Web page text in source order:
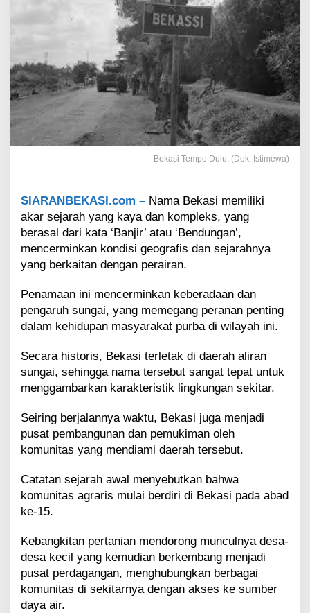
m
C
a
t
a
a
n
a
I
n
o
n
e
i
a
Bekasi Tempo Dulu. (Dok: Istimewa)
SIARANBEKASI.com – Nama Bekasi memiliki
akar sejarah yang kaya dan kompleks, yang
berasal dari kata ‘Banjir’ atau ‘Bendungan’,
mencerminkan kondisi geografis dan sejarahnya
yang berkaitan dengan perairan.
Penamaan ini mencerminkan keberadaan dan
pengaruh sungai, yang memegang peranan penting
dalam kehidupan masyarakat purba di wilayah ini.
Secara historis, Bekasi terletak di daerah aliran
sungai, sehingga nama tersebut sangat tepat untuk
menggambarkan karakteristik lingkungan sekitar.
Seiring berjalannya waktu, Bekasi juga menjadi
pusat pembangunan dan pemukiman oleh
komunitas yang mendiami daerah tersebut.
Catatan sejarah awal menyebutkan bahwa
komunitas agraris mulai berdiri di Bekasi pada abad
ke-15.
Kebangkitan pertanian mendorong munculnya desa-
desa kecil yang kemudian berkembang menjadi
pusat perdagangan, menghubungkan berbagai
komunitas di sekitarnya dengan akses ke sumber
daya air.